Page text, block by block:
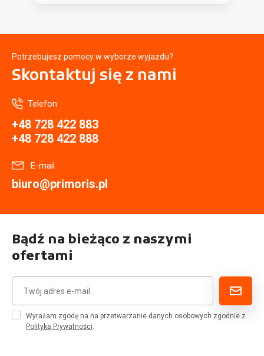
Potrzebujesz pomocy w wyborze wyjazdu?
Skontaktuj się z nami
Telefon
+48 728 422 883
+48 728 422 888
E-mail
biuro@primoris.pl
Bądź na bieżąco z naszymi
ofertami
Wyrażam zgodę na na przetwarzanie danych osobowych zgodnie z
Polityką Prywatności.